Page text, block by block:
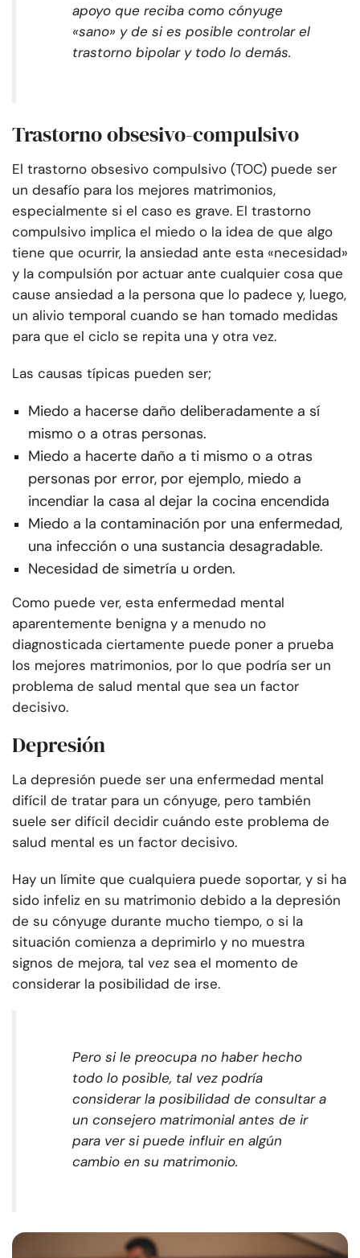
apoyo que reciba como cónyuge
«sano» y de si es posible controlar el
trastorno bipolar y todo lo demás.
Trastorno obsesivo-compulsivo
El trastorno obsesivo compulsivo (TOC) puede ser
un desafío para los mejores matrimonios,
especialmente si el caso es grave. El trastorno
compulsivo implica el miedo o la idea de que algo
tiene que ocurrir, la ansiedad ante esta «necesidad»
y la compulsión por actuar ante cualquier cosa que
cause ansiedad a la persona que lo padece y, luego,
un alivio temporal cuando se han tomado medidas
para que el ciclo se repita una y otra vez.
Las causas típicas pueden ser;
Miedo a hacerse daño deliberadamente a sí
mismo o a otras personas.
Miedo a hacerte daño a ti mismo o a otras
personas por error, por ejemplo, miedo a
incendiar la casa al dejar la cocina encendida
Miedo a la contaminación por una enfermedad,
una infección o una sustancia desagradable.
Necesidad de simetría u orden.
Como puede ver, esta enfermedad mental
aparentemente benigna y a menudo no
diagnosticada ciertamente puede poner a prueba
los mejores matrimonios, por lo que podría ser un
problema de salud mental que sea un factor
decisivo.
Depresión
La depresión puede ser una enfermedad mental
difícil de tratar para un cónyuge, pero también
suele ser difícil decidir cuándo este problema de
salud mental es un factor decisivo.
Hay un límite que cualquiera puede soportar, y si ha
sido infeliz en su matrimonio debido a la depresión
de su cónyuge durante mucho tiempo, o si la
situación comienza a deprimirlo y no muestra
signos de mejora, tal vez sea el momento de
considerar la posibilidad de irse.
Pero si le preocupa no haber hecho
todo lo posible, tal vez podría
considerar la posibilidad de consultar a
un consejero matrimonial antes de ir
para ver si puede influir en algún
cambio en su matrimonio.